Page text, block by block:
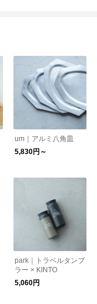
um｜アルミ八角皿
5,830円～
park｜トラベルタンブ
ラー × KINTO
5,060円